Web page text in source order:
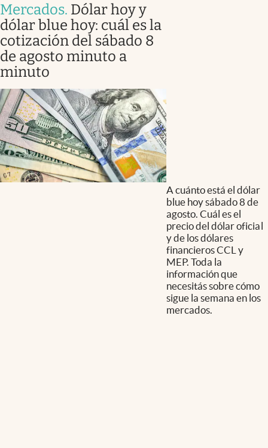
Mercados. Dólar hoy y
dólar blue hoy: cuál es la
cotización del sábado 8
de agosto minuto a
minuto
A cuánto está el dólar
blue hoy sábado 8 de
agosto. Cuál es el
precio del dólar oficial
y de los dólares
financieros CCL y
MEP. Toda la
información que
necesitás sobre cómo
sigue la semana en los
mercados.